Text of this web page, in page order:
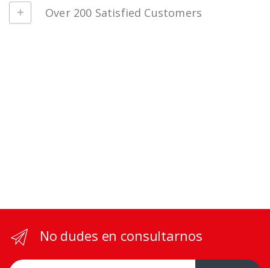
Over 200 Satisfied Customers
No dudes en consultarnos